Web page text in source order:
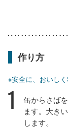
作り方
※安全に、おいし
1
缶からさば
ます。大き
します。